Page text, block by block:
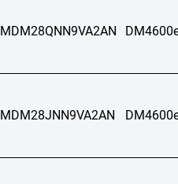
MDM28QNN9VA2AN
MDM28JNN9VA2AN